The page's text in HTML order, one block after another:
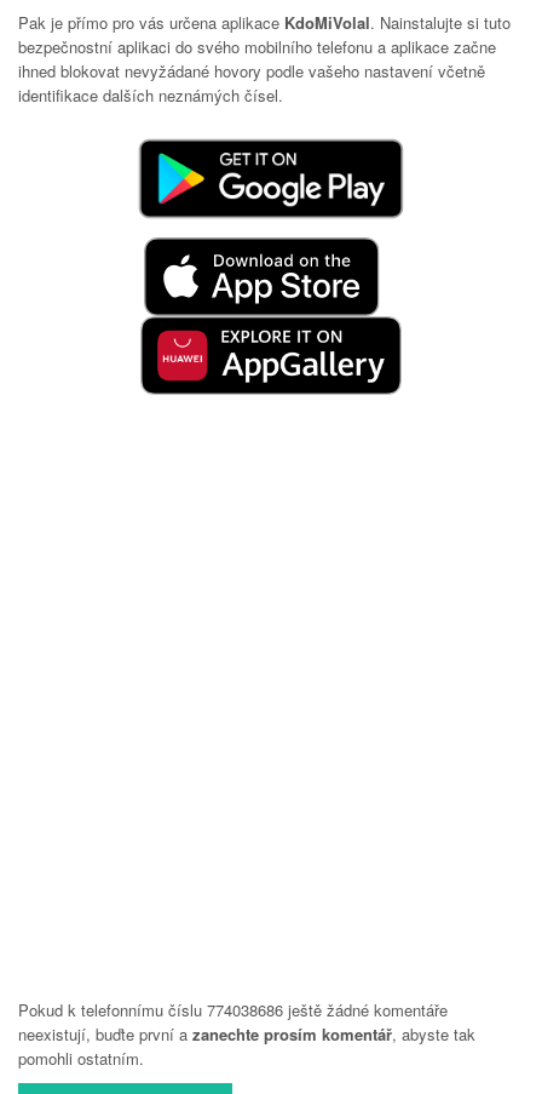
Pak je přímo pro vás určena aplikace KdoMiVolal. Nainstalujte si tuto
bezpečnostní aplikaci do svého mobilního telefonu a aplikace začne
ihned blokovat nevyžádané hovory podle vašeho nastavení včetně
identifikace dalších neznámých čísel.
Pokud k telefonnímu číslu 774038686 ještě žádné komentáře
neexistují, buďte první a zanechte prosím komentář, abyste tak
pomohli ostatním.